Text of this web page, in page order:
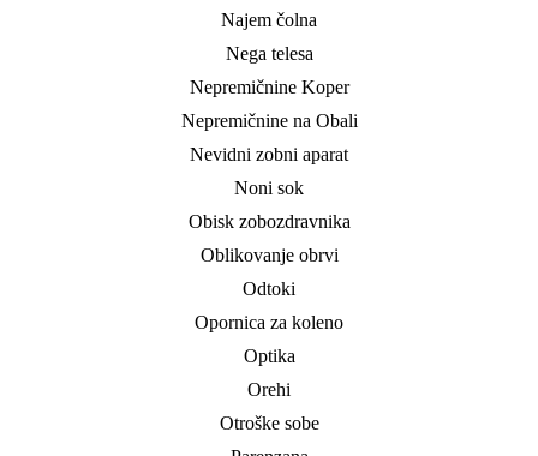
Najem čolna
Nega telesa
Nepremičnine Koper
Nepremičnine na Obali
Nevidni zobni aparat
Noni sok
Obisk zobozdravnika
Oblikovanje obrvi
Odtoki
Opornica za koleno
Optika
Orehi
Otroške sobe